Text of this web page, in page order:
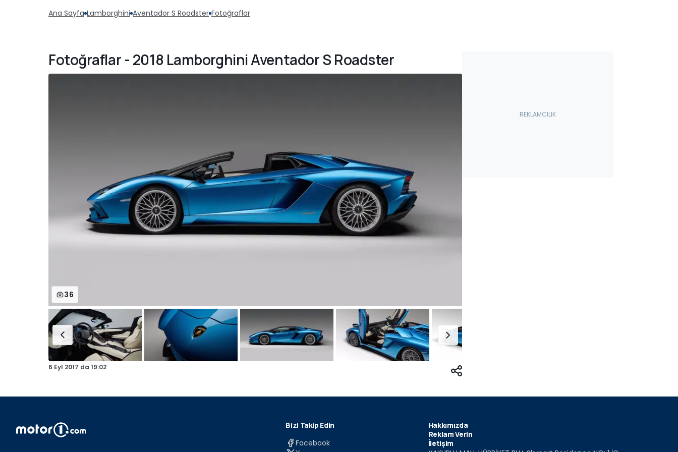
Ana Sayfa Lamborghini Aventador S Roadster Fotoğraflar
Fotoğraflar - 2018 Lamborghini Aventador S Roadster
36
6 Eyl 2017 da 19:02
Bizi Takip Edin
Facebook
Hakkımızda
Reklam Verin
İletişim